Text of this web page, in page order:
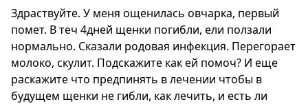
Здраствуйте. У меня ощенилась овчарка, первый
помет. В теч 4дней щенки погибли, ели ползали
нормально. Сказали родовая инфекция. Перегорает
молоко, скулит. Подскажите как ей помоч? И еще
раскажите что предпинять в лечении чтобы в
будущем щенки не гибли, как лечить, и есть ли